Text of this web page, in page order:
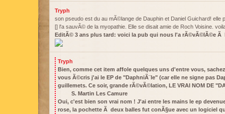
Tryph
son pseudo est du au mÃ©lange de Dauphin et Daniel Guichard! elle
[] l'a sauvÃ© de la myopathie. Elle se disait amie de Roch Voisine.
EditÃ© 3 ans plus tard: voici la pub qui nous l'a rÃ©vÃ©lÃ©e Ã
Tryph
Bien, comme cet item affole quelques uns d'entre vous,
vous Ã©cris j'ai le EP de "DaphniÃ¨le" (car elle ne signe pas
guillemets. Ce soir, grande rÃ©vÃ©lation, LE VRAI NOM DE
S. Martin Les Camure
Oui, c'est bien son vrai nom ! J'ai entre les mains le ep
rose, la pochette Ã deux balles fut conÃ§ue avec un logiciel